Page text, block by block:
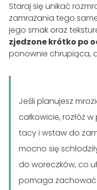
Staraj się unikać
zamrażania tego
jego smak oraz
zjedzone krótko po
ponownie chrupiąca,
Jeśli planujesz
całkowicie, rozłóż
tacy i wstaw do
mocno się
do woreczków, co
pomaga